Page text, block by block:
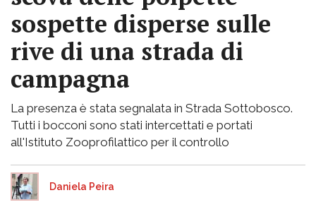
sospette disperse sulle
rive di una strada di
campagna
La presenza è stata segnalata in Strada Sottobosco.
Tutti i bocconi sono stati intercettati e portati
all'Istituto Zooprofilattico per il controllo
Daniela Peira